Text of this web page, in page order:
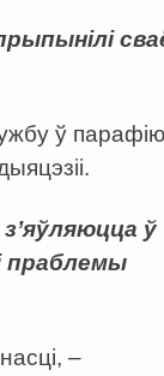
ў парафію
з’яўляюцца ў
праблемы
–